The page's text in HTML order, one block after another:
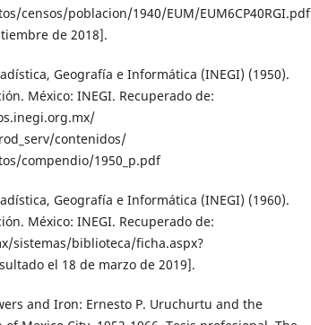
censos/poblacion/1940/EUM/EUM6CP40RGI.pdf
de 2018].
Geografía e Informática (INEGI) (1950).
México: INEGI. Recuperado de:
contenidos/
compendio/1950_p.pdf
Geografía e Informática (INEGI) (1960).
México: INEGI. Recuperado de:
sistemas/biblioteca/ficha.aspx?
el 18 de marzo de 2019].
and Iron: Ernesto P. Uruchurtu and the